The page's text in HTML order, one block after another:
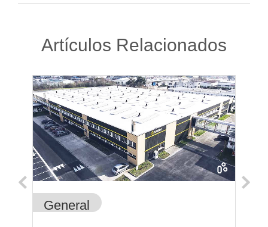
Artículos Relacionados
General